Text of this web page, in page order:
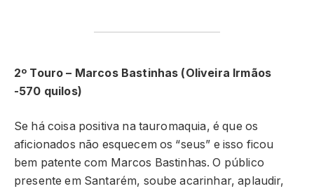
2º Touro – Marcos Bastinhas (Oliveira Irmãos
-570 quilos)
Se há coisa positiva na tauromaquia, é que os
aficionados não esquecem os “seus” e isso ficou
bem patente com Marcos Bastinhas. O público
presente em Santarém, soube acarinhar, aplaudir,